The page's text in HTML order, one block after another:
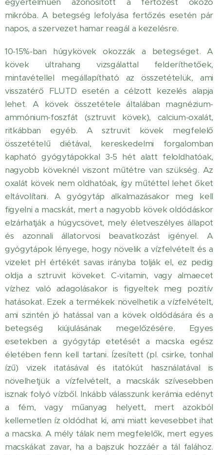
mikróba. A betegség lefolyása fertőzés esetén pár
napos, a szervezet hamar reagál a kezelésre.
10-15%-ban húgykövek okozzák a betegséget. A
kövek ultrahang vizsgálattal felderíthetőek,
mintavétellel megállapítható az összetételük, ami
visszatérő FLUTD esetén a célzott kezelés alapja
lehet. A kövek összetétele általában magnézium-
ammónium-foszfát (sztruvit kövek), calcium-oxalát,
ritkábban egyéb. A sztruvit kövek megfelelő
összetételű diétával, kereskedelmi forgalomban
kapható gyógytápokkal 3-5 hét alatt feloldhatóak,
nagyobb köveknél viszont műtétre van szükség. Az
oxalát kövek nem oldhatóak, így műtéttel lehet őket
eltávolítani. A gyógytáp alkalmazásakor meg kell
figyelni a macskát, mert a nagyobb kövek oldódáskor
elzárhatják a húgycsövet, mely életveszélyes állapot
és azonnali állatorvosi beavatkozást igényel. A
gyógytápok lényege, hogy növelik a vízfelvételt és a
vizelet pH értékét savas irányba tolják el, ez pedig
oldja a sztruvit köveket. C-vitamin, vagy almaecet
vízhez való adagolásakor is figyeltek meg pozitív
hatásokat. Ezek a termékek növelhetik a vízfelvételt,
ami szintén jó hatással van a kövek oldódására és a
betegség kiújulásának megelőzésére. Egyes
esetekben a gyógytáp etetését a macska egész
életében fenn kell tartani. Ízesített (pl. csirke, tonhal
ízű) vizek itatásával és itatókút használatával is
növelhetjük a vízfelvételt, a macskák szívesebben
isznak folyó vízből. Inkább válasszunk kerámia edényt
a fém, vagy műanyag helyett, mert azokból
kellemetlen íz oldódhat ki, ami miatt kevesebbet ihat
a macska. A mély tálak nem megfelelők, mert egyes
macskákat zavar, ha a bajszuk hozzáér a tál falához.